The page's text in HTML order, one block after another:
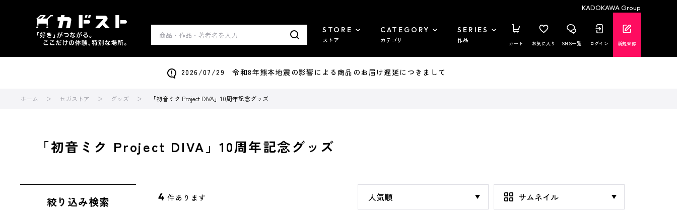
KADOKAWA Group
STORE
ストア
CATEGORY
カテゴリ
SERIES
作品 カート お気に入り SNS一覧 ログイン 新規登録
2026/07/29 令和8年熊本地震の影響による商品のお届け遅延につきまして
ホーム セガストア グッズ 「初音ミク Project DIVA」10周年記念グッズ
「初音ミク Project DIVA」10周年記念グッズ
絞り込み検索 4 件あります